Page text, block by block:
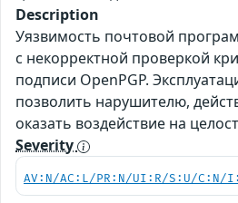
Description
Уязвимость почтовой
c некорректной проверкой
подписи OpenPGP.
позволить нарушителю,
оказать воздействие на
Severity
AV:N/AC:L/PR:N/UI:R/S:U/C:N/